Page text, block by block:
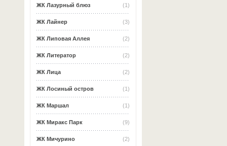
(1)
ЖК Лазурный блюз
(3)
ЖК Лайнер
(2)
ЖК Липовая Аллея
(2)
ЖК Литератор
(2)
ЖК Лица
(1)
ЖК Лосиный остров
(1)
ЖК Маршал
(9)
ЖК Миракс Парк
(2)
ЖК Мичурино